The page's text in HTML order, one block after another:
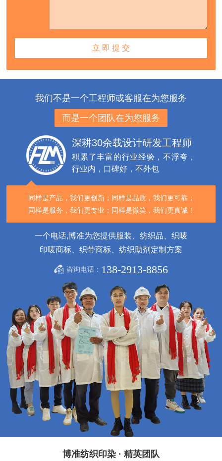
我们不是一个工程师或客服在为您服务
而是一个团队在为您服务
深耕30余载设计研发工程师
积累了丰富的行业经验，不浮夸，
行业内，口碑好，不外包
同样是产品，我们更创新； 同样是品质，我们更可靠；
同样是服务，我们更专业； 同样是微笑，我们更真诚！
一个电话,博准为您提供服装、纺织品、织唛
印唛商标、织带商标、纺织助剂定制方案
咨询电话： 138-2913-8856
博准纺织印染 · 精英团队